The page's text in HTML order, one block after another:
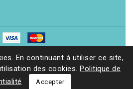
En continuant à utiliser ce site,
des cookies. Politique de
Accepter
| Site web réalisé par Ethicweb